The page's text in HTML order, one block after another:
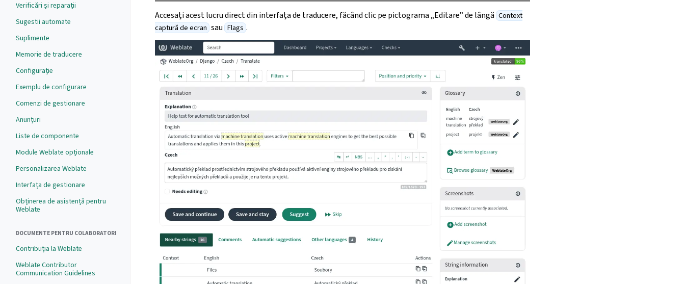
Verificări și reparații
Sugestii automate
Suplimente
Memorie de traducere
Configurație
Exemplu de configurare
Comenzi de gestionare
Anunțuri
Liste de componente
Module Weblate opționale
Personalizarea Weblate
Interfața de gestionare
Obținerea de asistență pentru
Weblate
DOCUMENTE PENTRU COLABORATORI
Contribuția la Weblate
Weblate Contributor
Communication Guidelines
Accesați acest lucru direct din interfața de traducere, făcând clic pe pictograma „Editare” de lângă Context
captură de ecran sau Flags .